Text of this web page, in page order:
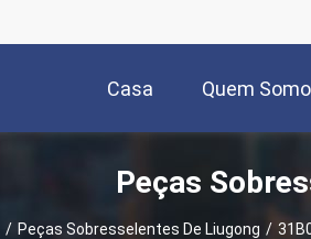
Casa Quem
Peças
/ Peças Sobresselentes De Liugong /